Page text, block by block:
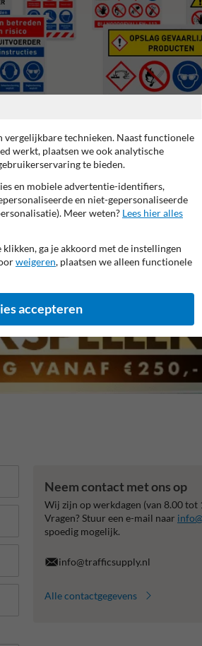
Veiligheidsborden opslag
99%
Neem contact met ons op
Wij zijn op werkdagen (van 8.00
Vragen? Stuur een e-mail naar
spoedig mogelijk.
info@trafficsupply.nl
Alle contactgegevens
vergelijkbare technieken. Naast functionele
werkt, plaatsen we ook analytische
te bieden.
en mobiele advertentie-identifiers,
en niet-gepersonaliseerde
Meer weten? Lees hier alles
ga je akkoord met de instellingen
weigeren, plaatsen we alleen functionele
accepteren